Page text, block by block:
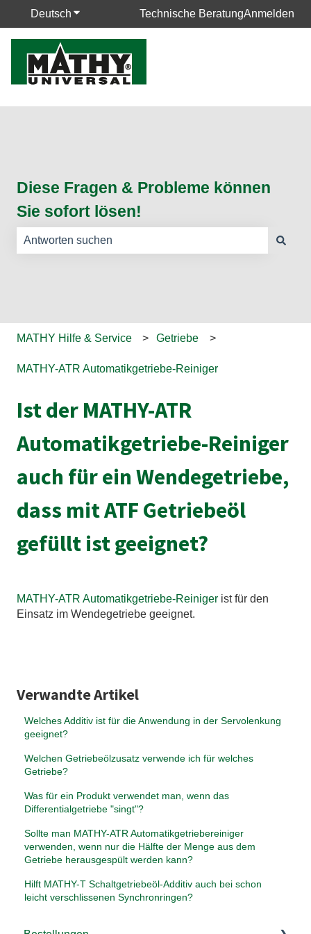
Deutsch Untermenü für Übersetzungen anzeigen
Technische BeratungAnmelden
Diese Fragen & Probleme können
Sie sofort lösen!
MATHY Hilfe & Service Getriebe
MATHY-ATR Automatikgetriebe-Reiniger
Ist der MATHY-ATR
Automatikgetriebe-Reiniger
auch für ein Wendegetriebe,
dass mit ATF Getriebeöl
gefüllt ist geeignet?
MATHY-ATR Automatikgetriebe-Reiniger ist für den
Einsatz im Wendegetriebe geeignet.
Verwandte Artikel
Welches Additiv ist für die Anwendung in der Servolenkung
geeignet?
Welchen Getriebeölzusatz verwende ich für welches
Getriebe?
Was für ein Produkt verwendet man, wenn das
Differentialgetriebe "singt"?
Sollte man MATHY-ATR Automatikgetriebereiniger
verwenden, wenn nur die Hälfte der Menge aus dem
Getriebe herausgespült werden kann?
Hilft MATHY-T Schaltgetriebeöl-Additiv auch bei schon
leicht verschlissenen Synchronringen?